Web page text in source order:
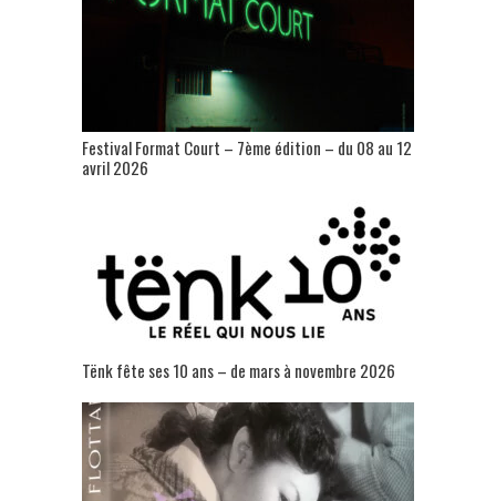
Festival Format Court – 7ème édition – du 08 au 12
avril 2026
Tënk fête ses 10 ans – de mars à novembre 2026